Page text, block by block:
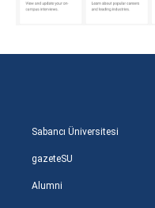
Sabancı Üniversitesi
gazeteSU
Alumni